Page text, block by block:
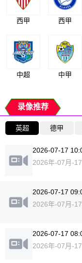
西甲 西甲
中超 中甲
录像推荐
英超 德甲
2026-07-17
2026年-07月-17
2026-07-17
2026年-07月-17
2026-07-17
2026年-07月-17